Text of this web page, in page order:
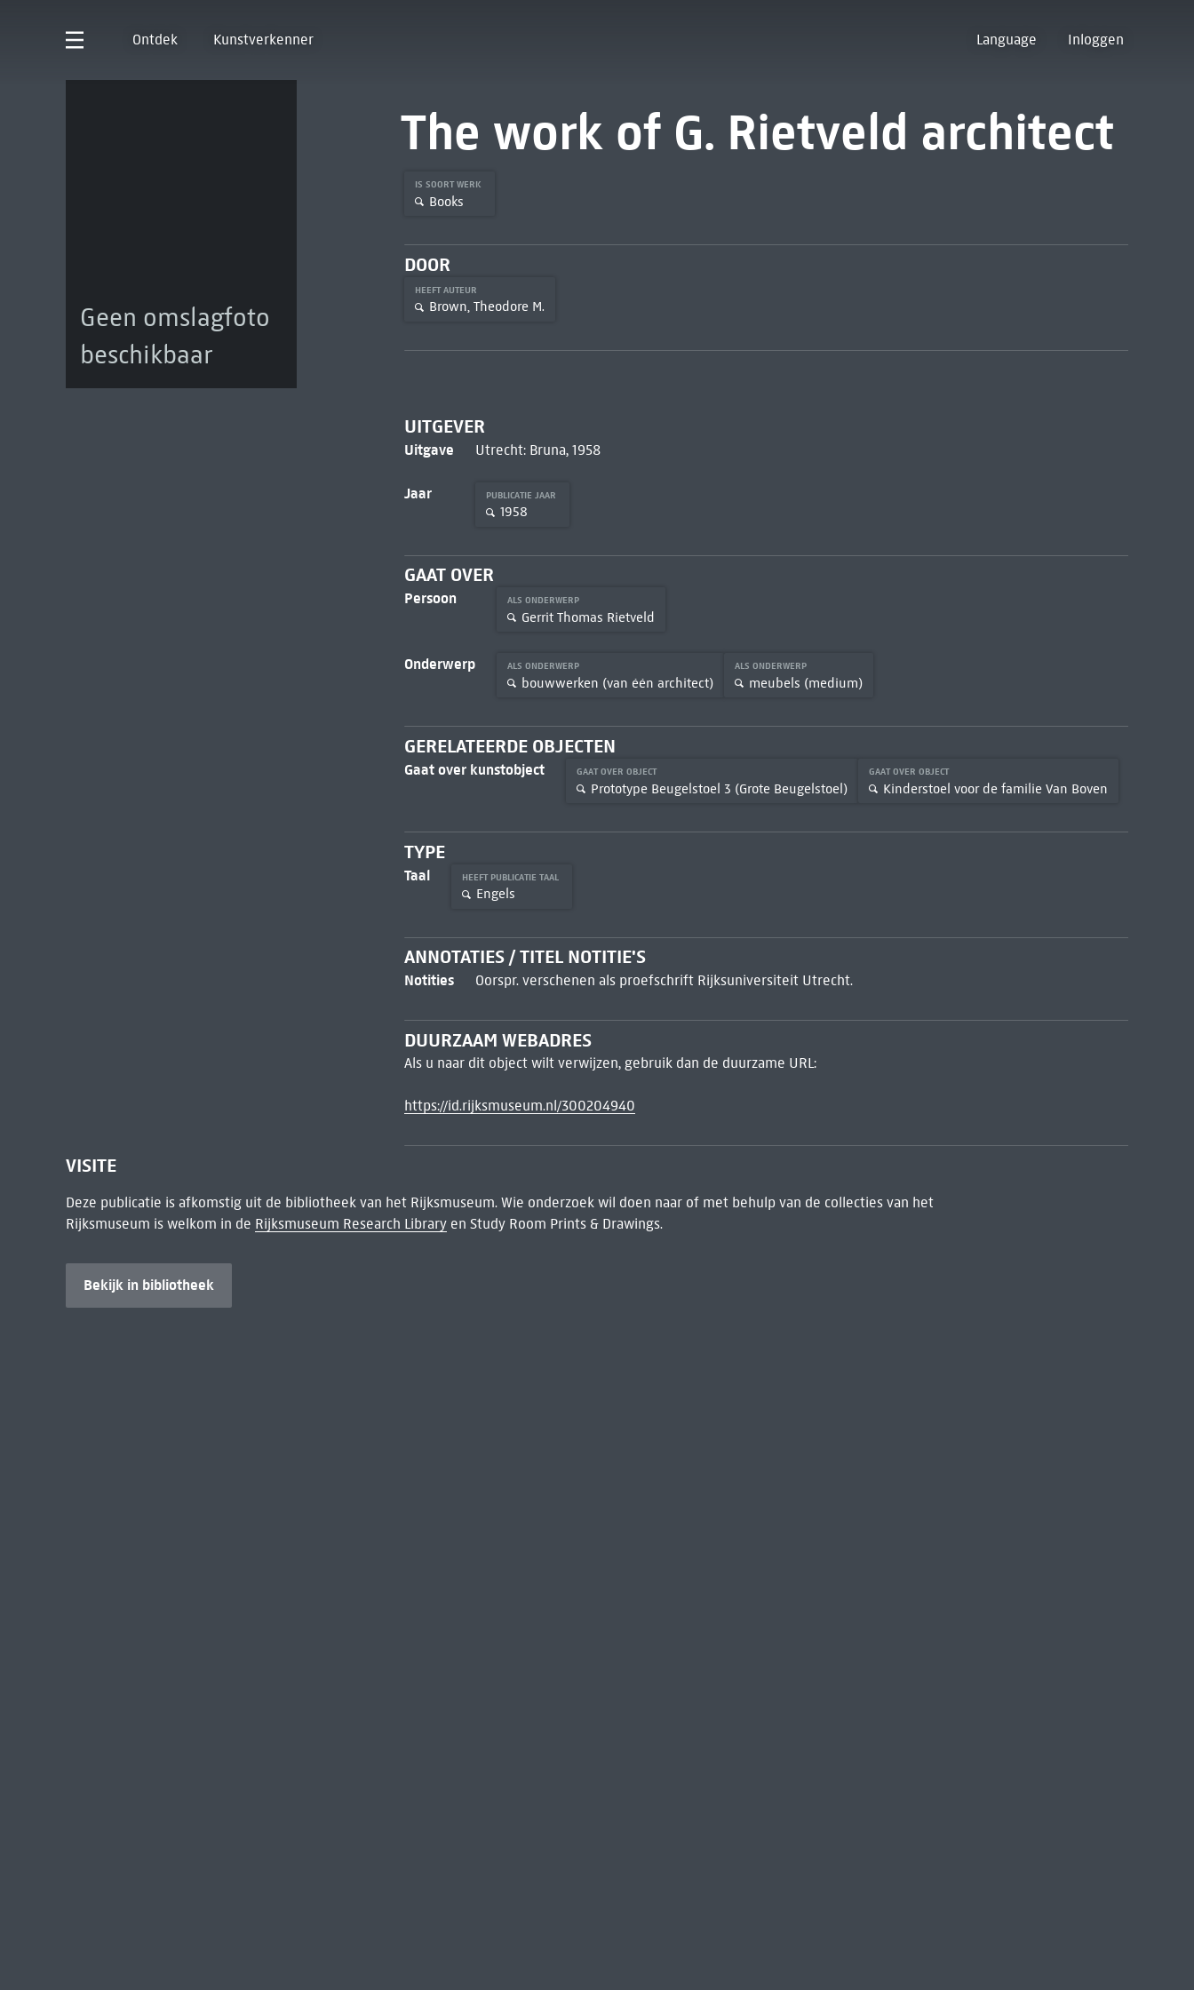
Ontdek Kunstverkenner Language Inloggen
Geen omslagfoto
beschikbaar
The work of G. Rietveld architect
IS SOORT WERK
Books
DOOR
HEEFT AUTEUR
Brown, Theodore M.
UITGEVER
Uitgave Utrecht: Bruna, 1958
Jaar PUBLICATIE JAAR
1958
GAAT OVER
Persoon ALS ONDERWERP
Gerrit Thomas Rietveld
Onderwerp ALS ONDERWERP
bouwwerken (van één architect)
ALS ONDERWERP
meubels (medium)
GERELATEERDE OBJECTEN
Gaat over kunstobject GAAT OVER OBJECT
Prototype Beugelstoel 3 (Grote Beugelstoel)
GAAT OVER OBJECT
Kinderstoel voor de familie Van Boven
TYPE
Taal HEEFT PUBLICATIE TAAL
Engels
ANNOTATIES / TITEL NOTITIE'S
Notities Oorspr. verschenen als proefschrift Rijksuniversiteit Utrecht.
DUURZAAM WEBADRES
Als u naar dit object wilt verwijzen, gebruik dan de duurzame URL:
https://id.rijksmuseum.nl/300204940
VISITE
Deze publicatie is afkomstig uit de bibliotheek van het Rijksmuseum. Wie onderzoek wil doen naar of met behulp van de collecties van het
Rijksmuseum is welkom in de Rijksmuseum Research Libraryen Study Room Prints & Drawings.
Bekijk in bibliotheek